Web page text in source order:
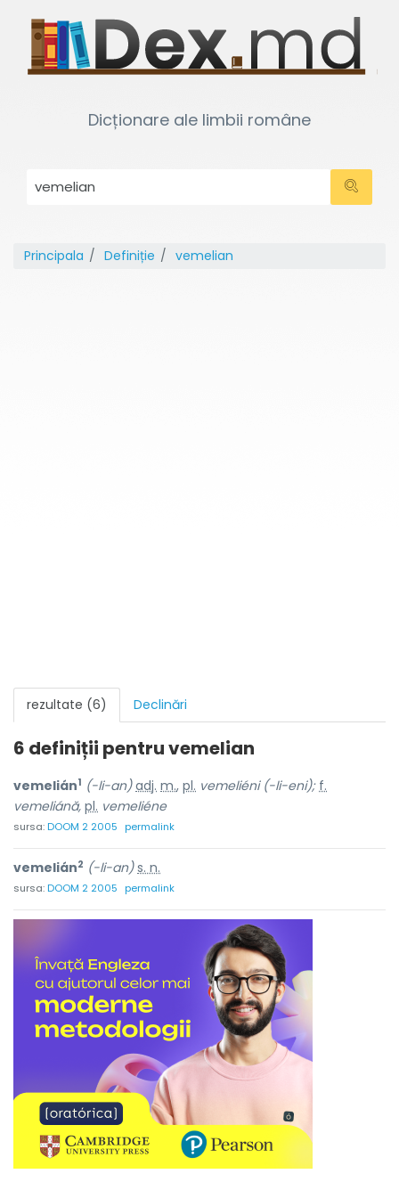
Dicționare ale limbii române
Principala Definiție vemelian
rezultate (6) Declinări
6 definiții pentruvemelian
vemelián1 (-li-an) adj. m., pl. vemeliéni (-li-eni); f.
vemeliánă, pl. vemeliéne
sursa:DOOM 2 2005 permalink
vemelián2 (-li-an) s. n.
sursa:DOOM 2 2005 permalink